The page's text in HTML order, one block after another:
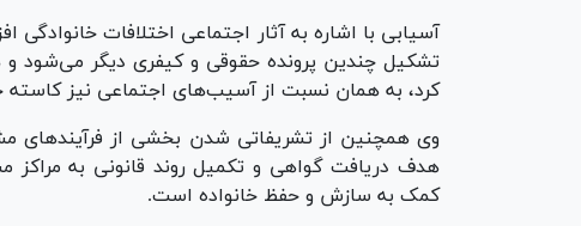
آسیابی با اشاره به آثار اجتماعی اختلافات خانوادگی
تشکیل چندین پرونده حقوقی و کیفری دیگر می‌شود و
کرد، به همان نسبت از آسیب‌های اجتماعی نیز
وی همچنین از تشریفاتی شدن بخشی از فرآیند‌های
هدف دریافت گواهی و تکمیل روند قانونی به مراکز
کمک به سازش و حفظ خانواده است.